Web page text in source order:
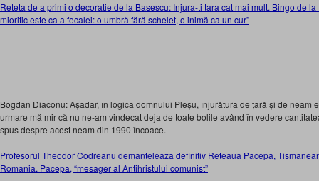
Reteta de a primi o decoratie de la Basescu: Injura-ti tara cat mai mult. Bingo de
mioritic este ca a fecalei: o umbră fără schelet, o inimă ca un cur”
Bogdan Diaconu: Așadar, în logica domnului Pleșu, înjurătura de țară și de neam
urmare mă mir că nu ne-am vindecat deja de toate bolile având în vedere
spus despre acest neam din 1990 încoace.
Profesorul Theodor Codreanu demanteleaza definitiv Reteaua Pacepa,
Romania. Pacepa, “mesager al Antihristului comunist”